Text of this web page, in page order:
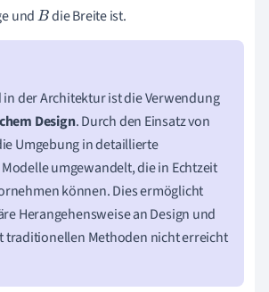
undB die Breite ist.
in der Architektur ist die Verwendung
Design. Durch den Einsatz von
Umgebung in detaillierte
umgewandelt, die in Echtzeit
können. Dies ermöglicht
Herangehensweise an Design und
traditionellen Methoden nicht erreicht